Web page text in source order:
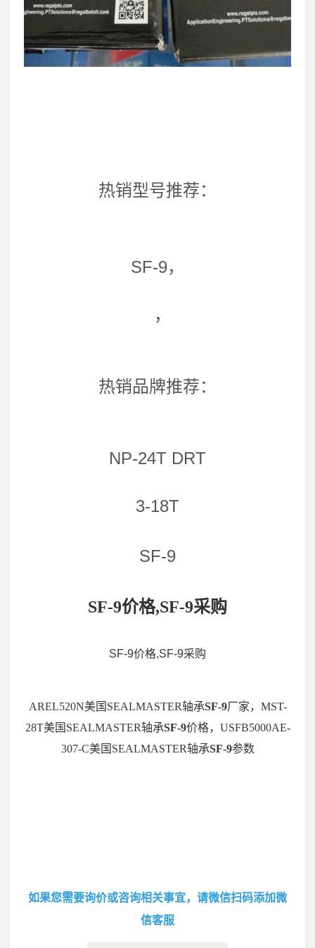
热销型号推荐：
SF-9，
，
热销品牌推荐：
NP-24T DRT
3-18T
SF-9
SF-9价格,SF-9采购
SF-9价格,SF-9采购
AREL520N美国SEALMASTER轴承SF-9厂家，MST-
28T美国SEALMASTER轴承SF-9价格，USFB5000AE-
307-C美国SEALMASTER轴承SF-9参数
如果您需要询价或咨询相关事宜，请微信扫码添加微
信客服